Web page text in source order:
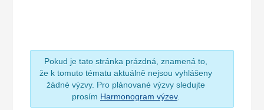
Pokud je tato stránka prázdná, znamená to,
že k tomuto tématu aktuálně nejsou vyhlášeny
žádné výzvy. Pro plánované výzvy sledujte
prosím Harmonogram výzev.